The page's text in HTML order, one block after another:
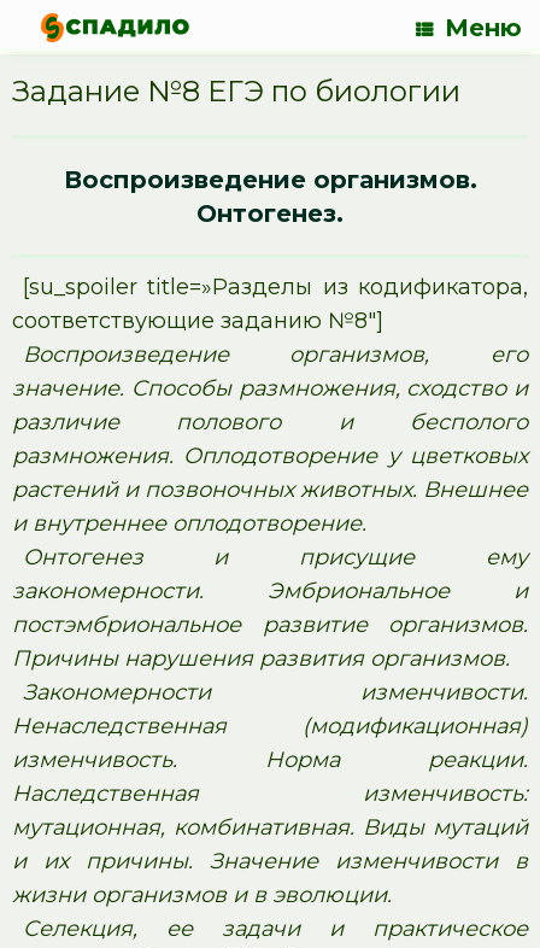
Меню
Задание №8 ЕГЭ по биологии
Воспроизведение организмов.
Онтогенез.
[su_spoiler title=»Разделы из кодификатора,
соответствующие заданию №8″]
Воспроизведение организмов, его
значение. Способы размножения, сходство и
различие полового и бесполого
размножения. Оплодотворение у цветковых
растений и позвоночных животных. Внешнее
и внутреннее оплодотворение.
Онтогенез и присущие ему
закономерности. Эмбриональное и
постэмбриональное развитие организмов.
Причины нарушения развития организмов.
Закономерности изменчивости.
Ненаследственная (модификационная)
изменчивость. Норма реакции.
Наследственная изменчивость:
мутационная, комбинативная. Виды мутаций
и их причины. Значение изменчивости в
жизни организмов и в эволюции.
Селекция, ее задачи и практическое